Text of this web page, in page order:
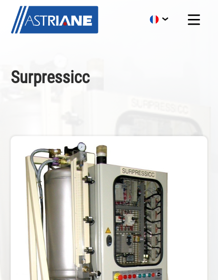
Surpressicc